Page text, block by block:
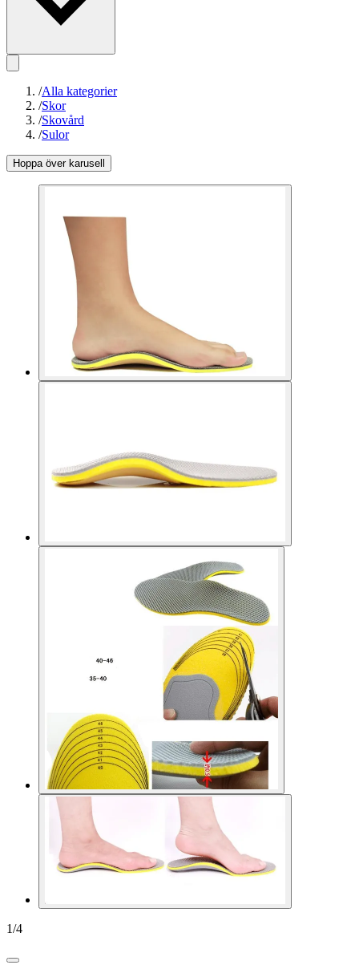
/Alla kategorier
/Skor
/Skovård
/Sulor
Hoppa över karusell
1/4